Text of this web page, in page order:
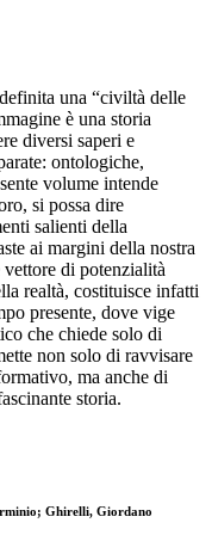
una “civiltà delle
è una storia
diversi saperi e
ontologiche,
volume intende
si possa dire
salienti della
ai margini della nostra
vettore di potenzialità
realtà, costituisce infatti
presente, dove vige
che chiede solo di
non solo di ravvisare
ma anche di
storia.
Ghirelli, Giordano